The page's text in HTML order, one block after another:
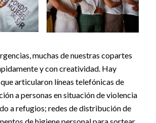
muchas de nuestras copartes
y con creatividad. Hay
articularon líneas telefónicas de
a personas en situación de violencia
a refugios; redes de distribución de